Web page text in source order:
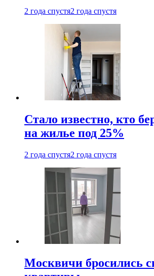
2 года спустя2 года спустя
Стало известно, кто
на жилье под 25%
2 года спустя2 года спустя
Москвичи бросились